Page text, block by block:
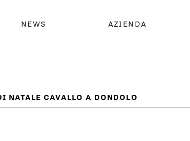
NEWS AZIENDA
NATALE CAVALLO A DONDOLO